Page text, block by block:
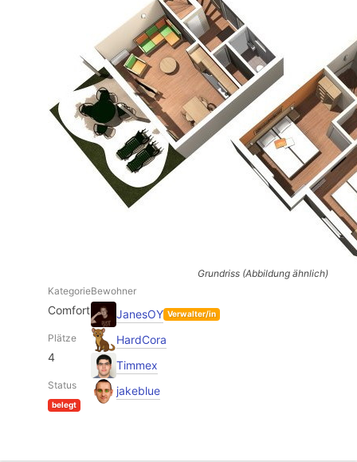
Grundriss (Abbildung ähnlich)
Kategorie
Comfort
Plätze
4
Status
belegt
Bewohner
JanesOY Verwalter/in
HardCora
Timmex
jakeblue